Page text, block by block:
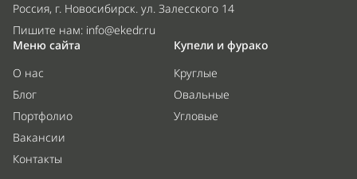
Россия, г. Новосибирск. ул. Залесского 14
Пишите нам: info@ekedr.ru
Меню сайта
О нас
Блог
Портфолио
Вакансии
Контакты
Купели и фурако
Круглые
Овальные
Угловые